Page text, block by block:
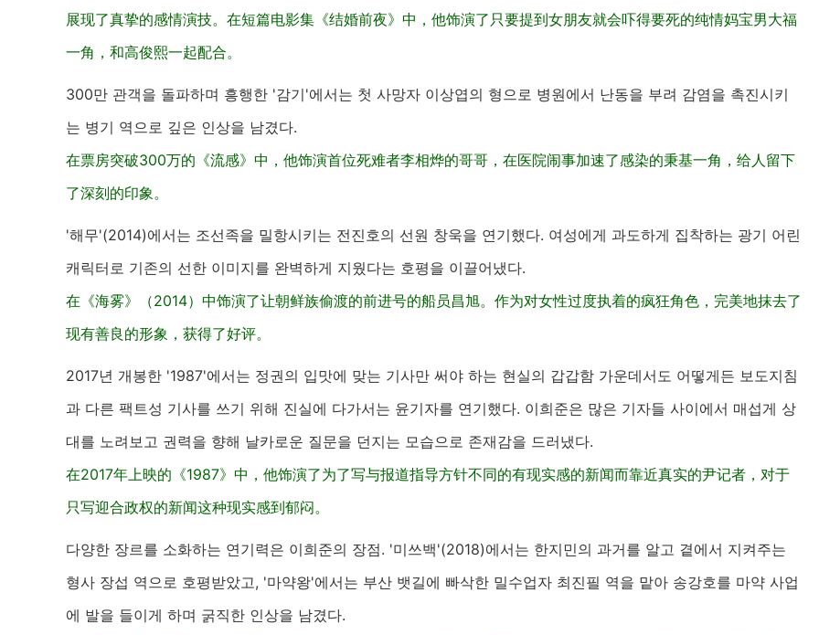
展现了真挚的感情演技。在短篇电影集《结婚前夜》中，他饰演了只要提到女朋友就会吓得要死的纯情妈宝男大福
一角，和高俊熙一起配合。
300만 관객을 돌파하며 흥행한 '감기'에서는 첫 사망자 이상엽의 형으로 병원에서 난동을 부려 감염을 촉진시키
는 병기 역으로 깊은 인상을 남겼다.
在票房突破300万的《流感》中，他饰演首位死难者李相烨的哥哥，在医院闹事加速了感染的秉基一角，给人留下
了深刻的印象。
'해무'(2014)에서는 조선족을 밀항시키는 전진호의 선원 창욱을 연기했다. 여성에게 과도하게 집착하는 광기 어린
캐릭터로 기존의 선한 이미지를 완벽하게 지웠다는 호평을 이끌어냈다.
在《海雾》（2014）中饰演了让朝鲜族偷渡的前进号的船员昌旭。作为对女性过度执着的疯狂角色，完美地抹去了
现有善良的形象，获得了好评。
2017년 개봉한 '1987'에서는 정권의 입맛에 맞는 기사만 써야 하는 현실의 갑갑함 가운데서도 어떻게든 보도지침
과 다른 팩트성 기사를 쓰기 위해 진실에 다가서는 윤기자를 연기했다. 이희준은 많은 기자들 사이에서 매섭게 상
대를 노려보고 권력을 향해 날카로운 질문을 던지는 모습으로 존재감을 드러냈다.
在2017年上映的《1987》中，他饰演了为了写与报道指导方针不同的有现实感的新闻而靠近真实的尹记者，对于
只写迎合政权的新闻这种现实感到郁闷。
다양한 장르를 소화하는 연기력은 이희준의 장점. '미쓰백'(2018)에서는 한지민의 과거를 알고 곁에서 지켜주는
형사 장섭 역으로 호평받았고, '마약왕'에서는 부산 뱃길에 빠삭한 밀수업자 최진필 역을 맡아 송강호를 마약 사업
에 발을 들이게 하며 굵직한 인상을 남겼다.